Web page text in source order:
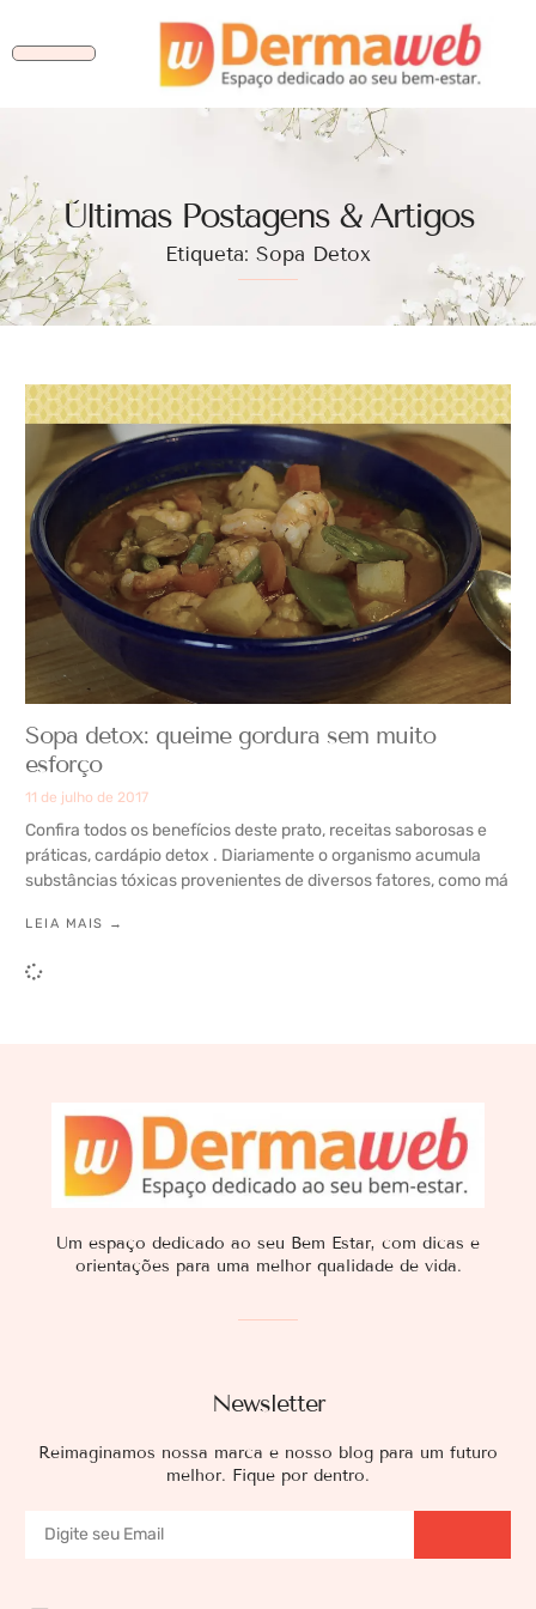
Ùltimas Postagens & Artigos
Etiqueta: Sopa Detox
Sopa detox: queime gordura sem muito
esforço
11 de julho de 2017
Confira todos os benefícios deste prato, receitas saborosas e
práticas, cardápio detox . Diariamente o organismo acumula
substâncias tóxicas provenientes de diversos fatores, como má
LEIA MAIS →
Newsletter
Reimaginamos nossa marca e nosso blog para um futuro
melhor. Fique por dentro.
Um espaço dedicado ao seu Bem Estar, com dicas e
orientações para uma melhor qualidade de vida.